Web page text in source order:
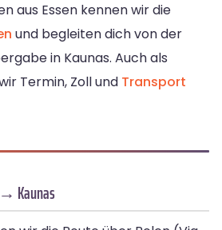
aus Essen kennen wir die
und begleiten dich von der
in Kaunas. Auch als
Termin, Zoll und Transport
→ Kaunas